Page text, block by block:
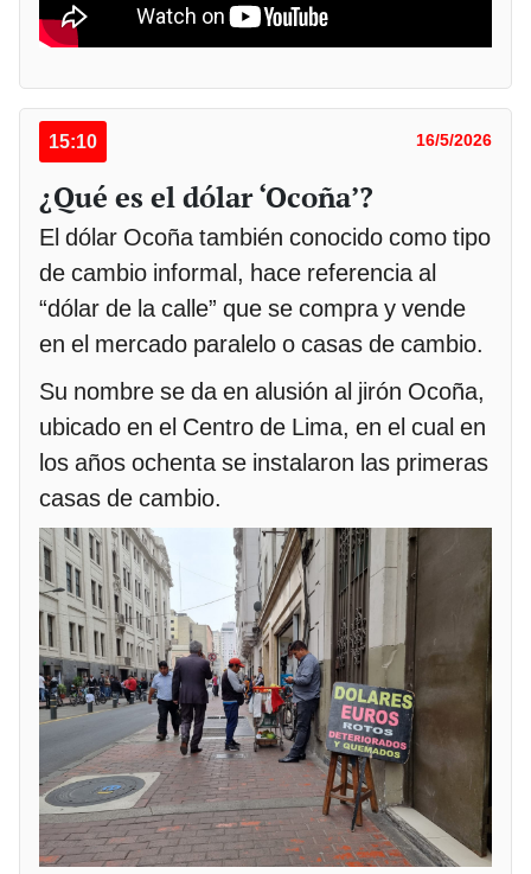
15:10 16/5/2026
¿Qué es el dólar ‘Ocoña’?
El dólar Ocoña también conocido como tipo
de cambio informal, hace referencia al
“dólar de la calle” que se compra y vende
en el mercado paralelo o casas de cambio.
Su nombre se da en alusión al jirón Ocoña,
ubicado en el Centro de Lima, en el cual en
los años ochenta se instalaron las primeras
casas de cambio.